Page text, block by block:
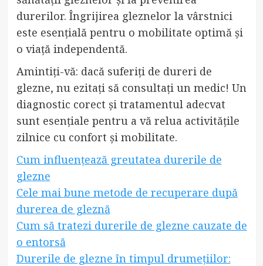
durerilor. Îngrijirea gleznelor la vârstnici
este esențială pentru o mobilitate optimă și
o viață independentă.
Amintiți-vă: dacă suferiți de dureri de
glezne, nu ezitați să consultați un medic! Un
diagnostic corect și tratamentul adecvat
sunt esențiale pentru a vă relua activitățile
zilnice cu confort și mobilitate.
Cum influențează greutatea durerile de
glezne
Cele mai bune metode de recuperare după
durerea de gleznă
Cum să tratezi durerile de glezne cauzate de
o entorsă
Durerile de glezne în timpul drumețiilor: